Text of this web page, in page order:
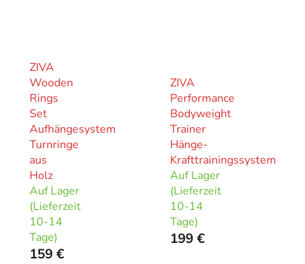
ZIVA
Wooden
Rings
Set
Aufhängesystem
Turnringe
aus
Holz
Auf Lager
(Lieferzeit
10-14
Tage)
159 €
ZIVA
Performance
Bodyweight
Trainer
Hänge-
Krafttrainingssystem
Auf Lager
(Lieferzeit
10-14
Tage)
199 €